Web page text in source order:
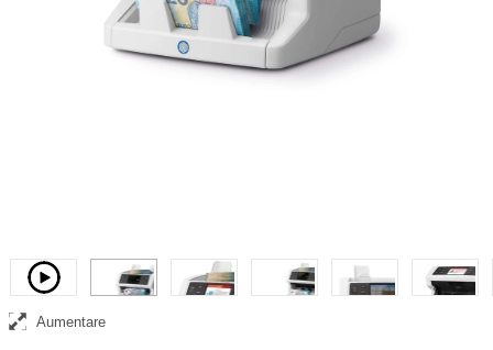
Contatore di banconote che conta le banconote ordinate per tutte le
valute
Aumentare